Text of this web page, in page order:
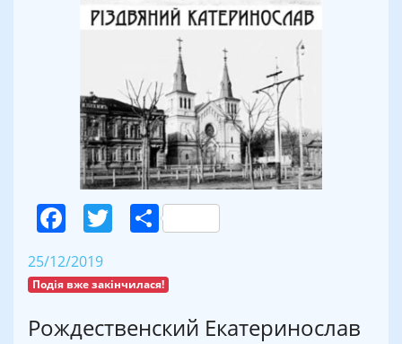
Facebook
Twitter
Поділитися
25/12/2019
Подія вже закінчилася!
Рождественский Екатеринослав